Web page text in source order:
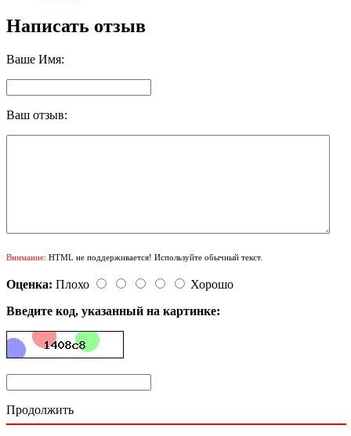
Написать отзыв
Ваше Имя:
Ваш отзыв:
Внимание: HTML не поддерживается! Используйте обычный текст.
Оценка: Плохо
Хорошо
Введите код, указанный на картинке:
Продолжить